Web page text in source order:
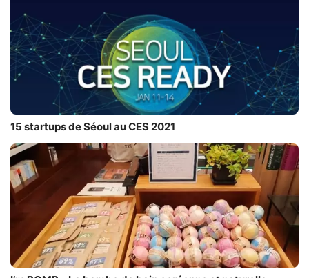
15 startups de Séoul au CES 2021